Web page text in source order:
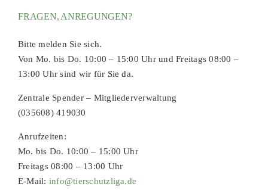
FRAGEN, ANREGUNGEN?
Bitte melden Sie sich.
Von Mo. bis Do. 10:00 – 15:00 Uhr und Freitags 08:00 –
13:00 Uhr sind wir für Sie da.
Zentrale Spender – Mitgliederverwaltung
(035608) 419030
Anrufzeiten:
Mo. bis Do. 10:00 – 15:00 Uhr
Freitags 08:00 – 13:00 Uhr
E-Mail: info@tierschutzliga.de